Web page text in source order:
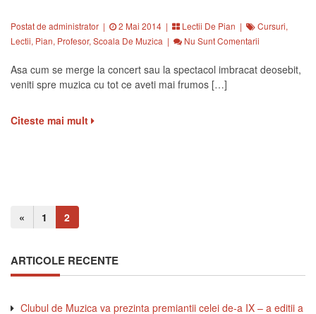
Postat de administrator | 2 Mai 2014 | Lectii De Pian | Cursuri,
Lectii, Pian, Profesor, Scoala De Muzica | Nu Sunt Comentarii
Asa cum se merge la concert sau la spectacol imbracat deosebit,
veniti spre muzica cu tot ce aveti mai frumos […]
Citeste mai mult
« 1 2
ARTICOLE RECENTE
Clubul de Muzica va prezinta premiantii celei de-a IX – a editii a